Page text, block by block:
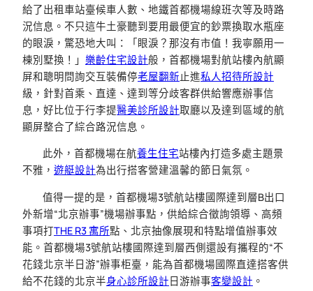
給了出租車站臺候車人數、地鐵首都機場線班次等及時路
況信息。不只這牛土豪聽到要用最便宜的鈔票換取水瓶座
的眼淚，驚恐地大叫：「眼淚？那沒有市值！我寧願用一
棟別墅換！」 樂齡住宅設計般，首都機場對航站樓內航顯
屏和聰明問詢交互裝備停老屋翻新止進私人招待所設計
級，針對首乘、直達、達到等分歧客群供給響應辦事信
息，好比位于行李提醫美診所設計取廳以及達到區域的航
顯屏整合了綜合路況信息。
此外，首都機場在航養生住宅站樓內打造多處主題景
不雅， 遊艇設計為出行搭客營建溫馨的節日氣氛。
值得一提的是，首都機場3號航站樓國際達到層B出口
外新增“北京辦事”機場辦事點，供給綜合徵詢領導、高頻
事項打THE R3 寓所點、北京抽像展現和特點增值辦事效
能。首都機場3號航站樓國際達到層西側還設有攜程的“不
花錢北京半日游”辦事柜臺，能為首都機場國際直達搭客供
給不花錢的北京半身心診所設計日游辦事客變設計 。